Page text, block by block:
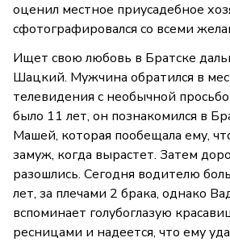
оценил местное приусадебное
сфотографировался со всеми
Ищет свою любовь в Братске
Шацкий. Мужчина обратился в
телевидения с необычной
было 11 лет, он познакомился в
Машей, которая пообещала ему,
замуж, когда вырастет. Затем
разошлись. Сегодня водителю
лет, за плечами 2 брака, однако
вспоминает голубоглазую
ресницами и надеется, что ему